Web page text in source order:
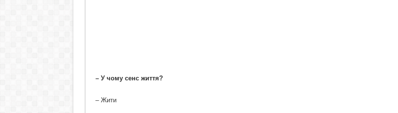
– У чому сенс життя?
– Жити